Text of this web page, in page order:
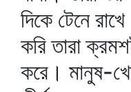
দিকে টেনে
করি তারা
করে। মানুষ-